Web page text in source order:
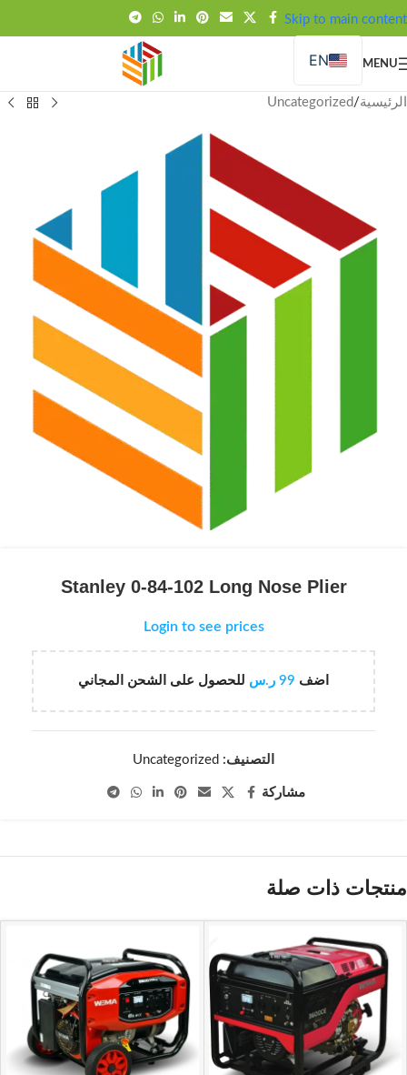
Skip to main content
FREE SHIPPING OVER 99SAR
MENU
EN
الرئيسية/
Uncategorized
Stanley 0-84-102 Long Nose Plier
Login to see prices
اضف 99 ر.س للحصول على الشحن المجاني
التصنيف: Uncategorized
مشاركة
منتجات ذات صلة